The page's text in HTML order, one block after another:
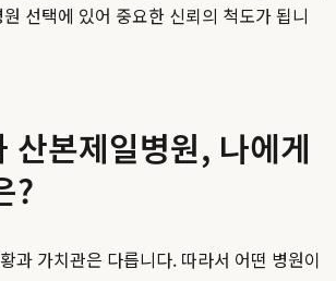
선택에 있어 중요한 신뢰의 척도가 됩니
산본제일병원, 나에게
?
과 가치관은 다릅니다. 따라서 어떤 병원이